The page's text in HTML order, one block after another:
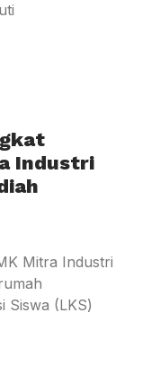
Industri
Mitra Industri
Siswa (LKS)